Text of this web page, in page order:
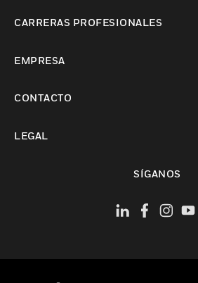
CARRERAS PROFESIONALES
EMPRESA
CONTACTO
LEGAL
SÍGANOS